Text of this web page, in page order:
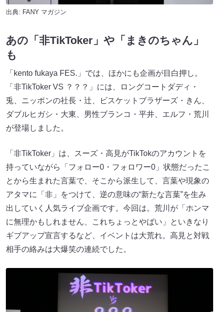
出典: FANY マガジン
あの「非TikToker」や「まきのちゃん」
も
「kento fukaya FES.」では、ほかにも企画が目白押し。
「非TikToker VS ？？？」には、ロングコートダディ・
兎、ニッポンの社長・辻、ビスケットブラザーズ・きん、
ダブルヒガシ・大東、男性ブランコ・平井、エルフ・荒川
が登場しました。
「非TikToker」は、スーズ・高見がTikTokのアカウントを
持っていながら「フォロー0・フォロワー0」状態だったこ
とから生まれた言葉で、そこから派生して、言葉や現象の
アタマに「非」をつけて、逆の意味の“新たな言葉”を生み
出していく人気ライブ企画です。今回は。荒川が「ホンマ
に無理かもしれません、これちょっとやばい」といきなり
ギブアップ宣言するなど、イベントは大荒れ。高見と対戦
相手の絡みは大爆笑の連続でした。